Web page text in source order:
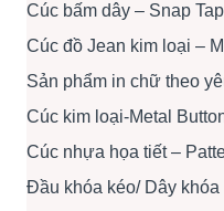
Cúc bấm dây – Snap
Cúc đồ Jean kim loại –
Sản phẩm in chữ theo
Cúc kim loại-Metal
Cúc nhựa họa tiết –
Đầu khóa kéo/ Dây